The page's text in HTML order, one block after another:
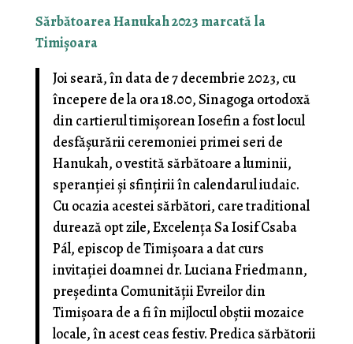
Sărbătoarea Hanukah 2023 marcată la
Timișoara
Joi seară, în data de 7 decembrie 2023, cu
începere de la ora 18.00, Sinagoga ortodoxă
din cartierul timișorean Iosefin a fost locul
desfășurării ceremoniei primei seri de
Hanukah, o vestită sărbătoare a luminii,
speranției și sfințirii în calendarul iudaic.
Cu ocazia acestei sărbători, care traditional
durează opt zile, Excelența Sa Iosif Csaba
Pál, episcop de Timișoara a dat curs
invitației doamnei dr. Luciana Friedmann,
președinta Comunității Evreilor din
Timișoara de a fi în mijlocul obștii mozaice
locale, în acest ceas festiv. Predica sărbătorii